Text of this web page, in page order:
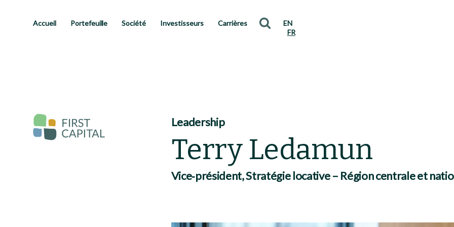
Accueil Portefeuille Société Investisseurs Carrières
EN
FR
Leadership
Terry Ledamun
Vice‑président, Stratégie locative – Région centrale et